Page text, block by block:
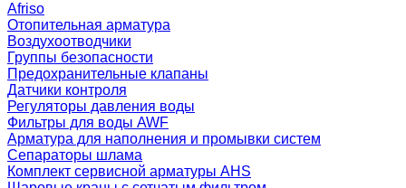
Afriso
Отопительная арматура
Воздухоотводчики
Группы безопасности
Предохранительные клапаны
Датчики контроля
Регуляторы давления воды
Фильтры для воды AWF
Арматура для наполнения и промывки систем
Сепараторы шлама
Комплект сервисной арматуры AHS